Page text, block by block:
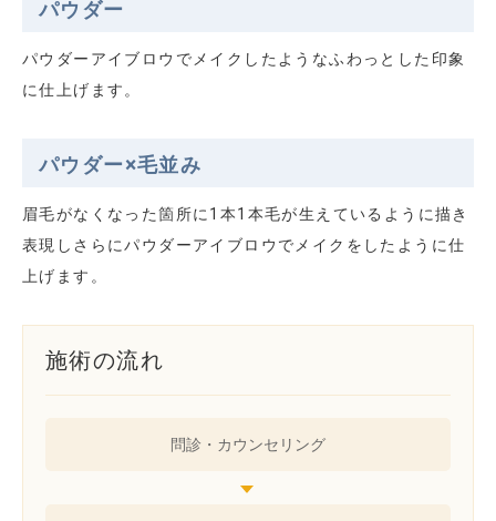
パウダー
パウダーアイブロウでメイクしたようなふわっとした印象
に仕上げます。
パウダー×毛並み
眉毛がなくなった箇所に1本1本毛が生えているように描き
表現しさらにパウダーアイブロウでメイクをしたように仕
上げます。
施術の流れ
問診・ カウンセリング